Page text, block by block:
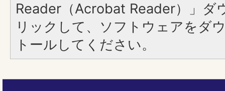
Reader（Acrobat Reader）」ダ
リックして、ソフトウェアをダ
トールしてください。